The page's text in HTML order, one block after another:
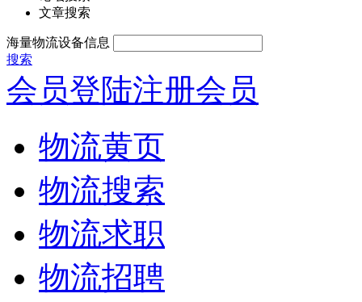
文章搜索
海量物流设备信息
搜索
会员登陆注册会员
物流黄页
物流搜索
物流求职
物流招聘